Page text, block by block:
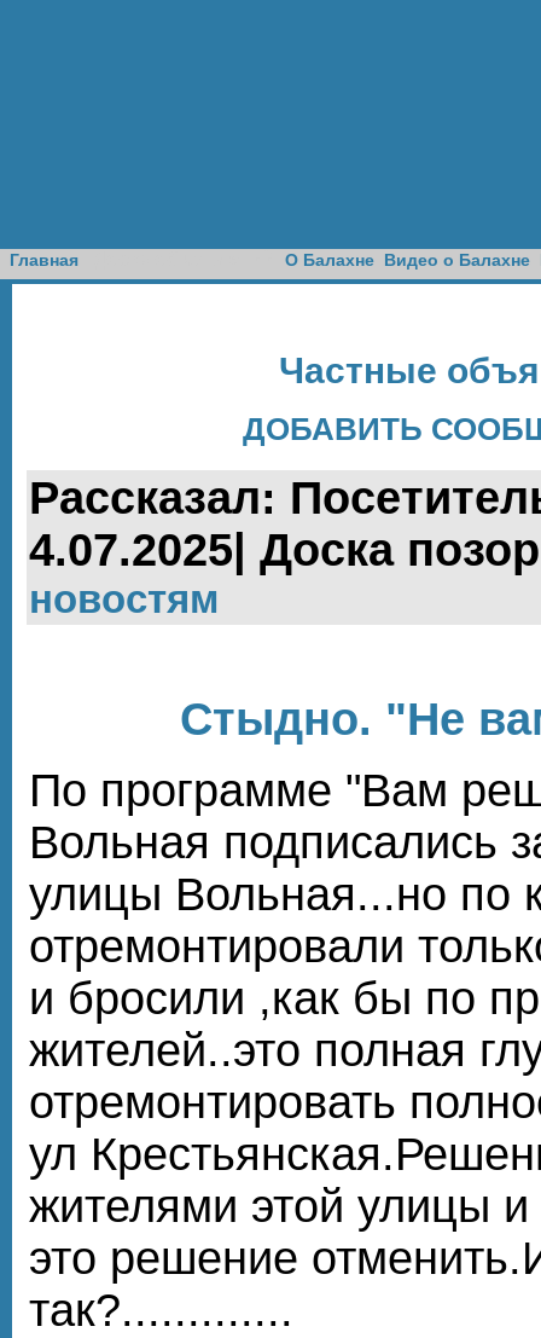
Главная О Балахне Видео о Балахне
Частные
ДОБАВИТЬ
Рассказал:
4.07.2025| Доска
новостям
Стыдно. "Не
По программе "Вам
Вольная подписались
улицы Вольная...но по
отремонтировали
и бросили ,как бы по
жителей..это полная
отремонтировать
ул
жителями этой улицы
это решение
так?.............